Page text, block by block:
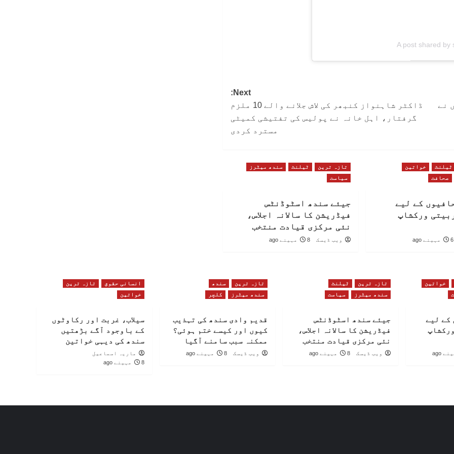
A post shared by
نے
Next:
ڈاکٹر شاہنواز کنبھر کی لاش جلانے والے 10 ملزم
گرفتار، اہل خانہ نے پولیس کی تفتیشی کمیٹی
مسترد کردی
ٹیلنٹ
خواتین
صحافت
کے لیے
ورکشاپ
6 مہینے ago
تازہ ترین ٹیلنٹ
سندھ میٹرز
سیاست
جیئے سندھ اسٹوڈنٹس
فیڈریشن کا سالانہ اجلاس،
نئی مرکزی قیادت منتخب
ویب ڈیسک 8 مہینے ago
خواتین
کے لیے
تازہ ترین
ٹیلنٹ
سندھ میٹرز
سیاست
جیئے سندھ اسٹوڈنٹس
فیڈریشن کا سالانہ اجلاس،
نئی مرکزی قیادت منتخب
ویب ڈیسک 8 مہینے ago
تازہ ترین
سندھ
سندھ میٹرز
کلچر
قدیم وادی سندھ کی تہذیب
کیوں اور کیسے ختم ہوئی؟
ممکنہ سبب سامنے آگیا
ویب ڈیسک 8 مہینے ago
انسانی حقوق
تازہ ترین
خواتین
سیلاب، غربت اور رکاوٹوں
کے باوجود آگے بڑھتیں
سندھ کی دیہی خواتین
ماریہ اسماعیل
8 مہینے ago